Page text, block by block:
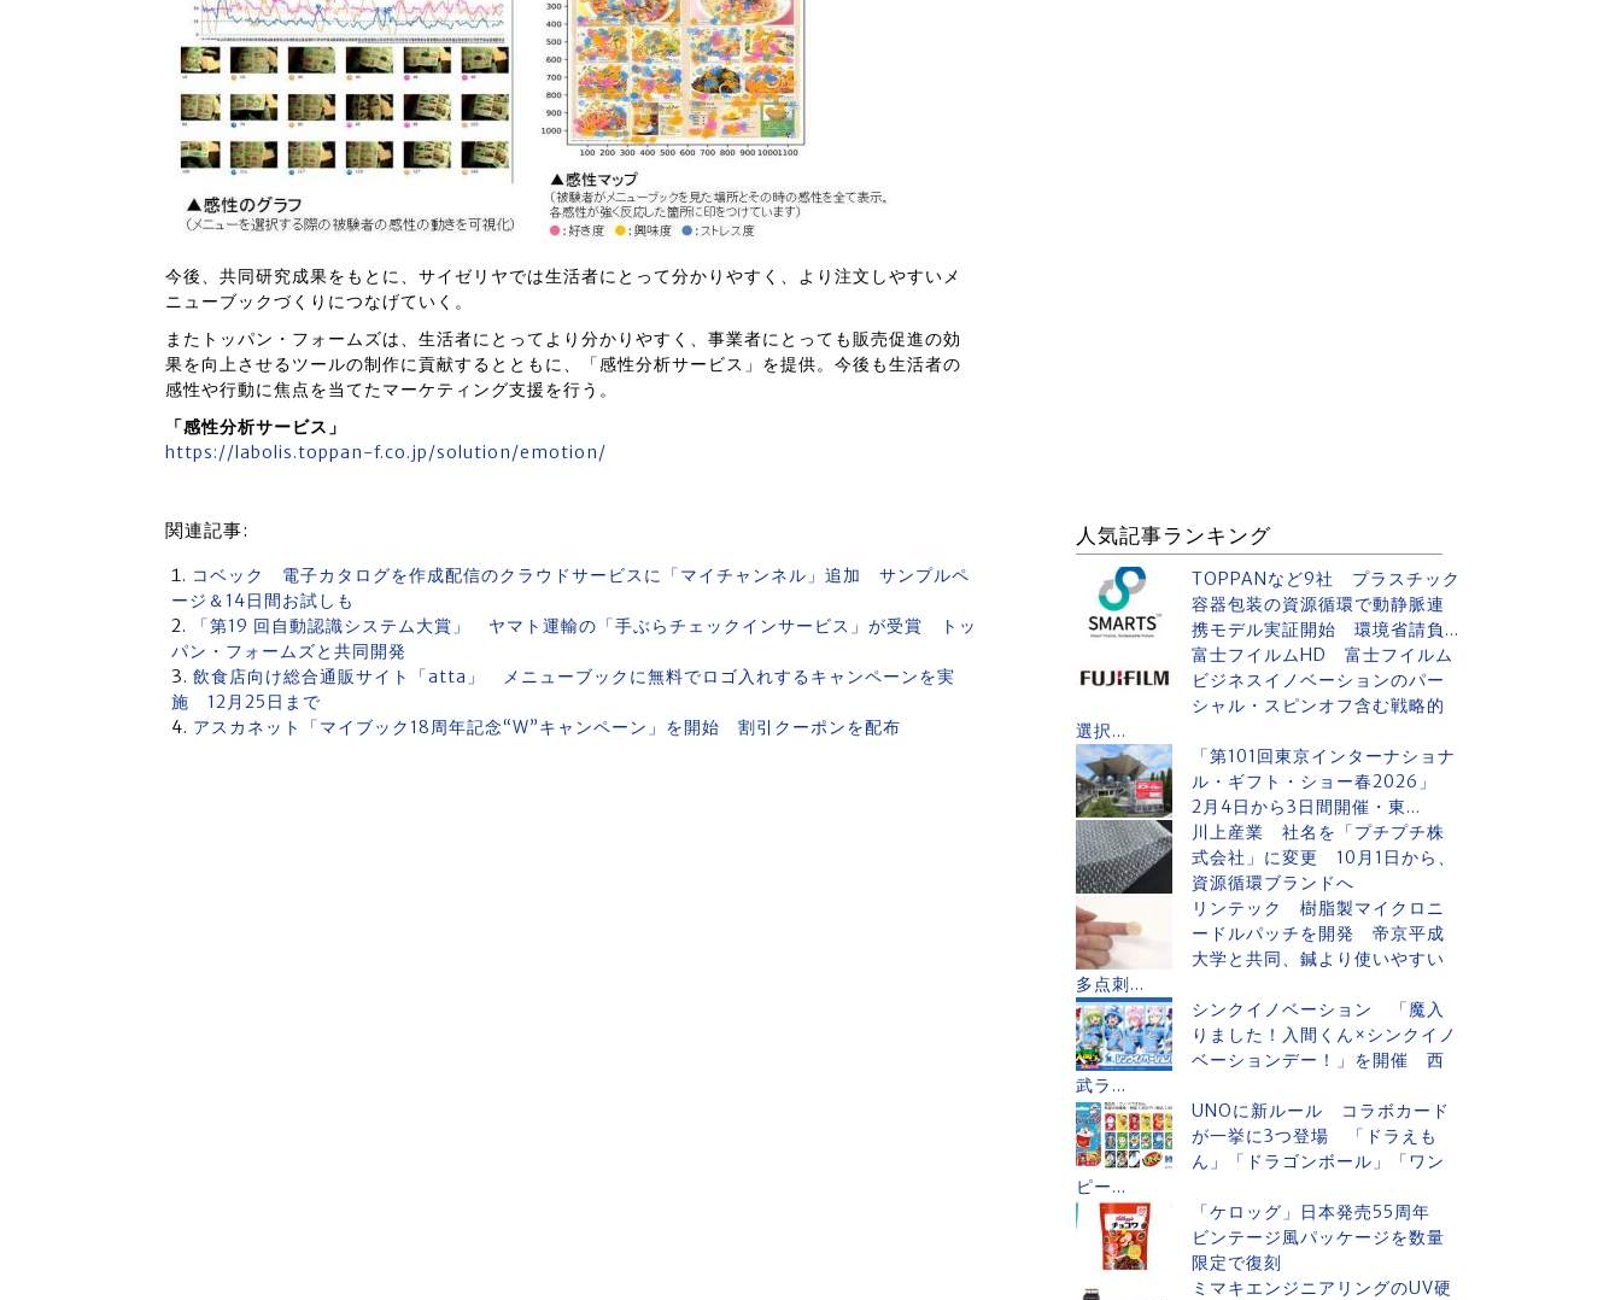
今後、共同研究成果をもとに、サイゼリヤでは生活者にとって分かりやすく、より注文しやすいメ
ニューブックづくりにつなげていく。
またトッパン・フォームズは、生活者にとってより分かりやすく、事業者にとっても販売促進の効
果を向上させるツールの制作に貢献するとともに、「感性分析サービス」を提供。今後も生活者の
感性や行動に焦点を当てたマーケティング支援を行う。
「感性分析サービス」
https://labolis.toppan-f.co.jp/solution/emotion/
関連記事:
コベック 電子カタログを作成配信のクラウドサービスに「マイチャンネル」追加 サンプルペ
ージ＆14日間お試しも
「第19 回自動認識システム大賞」 ヤマト運輸の「手ぶらチェックインサービス」が受賞 トッ
パン・フォームズと共同開発
飲食店向け総合通販サイト「atta」 メニューブックに無料でロゴ入れするキャンペーンを実
施 12月25日まで
アスカネット「マイブック18周年記念“W”キャンペーン」を開始 割引クーポンを配布
人気記事ランキング
TOPPANなど9社 プラスチック
容器包装の資源循環で動静脈連
携モデル実証開始 環境省請負...
富士フイルムHD 富士フイルム
ビジネスイノベーションのパー
シャル・スピンオフ含む戦略的
選択...
「第101回東京インターナショナ
ル・ギフト・ショー春2026」
2月4日から3日間開催・東...
川上産業 社名を「プチプチ株
式会社」に変更 10月1日から、
資源循環ブランドへ
リンテック 樹脂製マイクロニ
ードルパッチを開発 帝京平成
大学と共同、鍼より使いやすい
多点刺...
シンクイノベーション 「魔入
りました！入間くん×シンクイノ
ベーションデー！」を開催 西
武ラ...
UNOに新ルール コラボカード
が一挙に3つ登場 「ドラえも
ん」「ドラゴンボール」「ワン
ピー...
「ケロッグ」日本発売55周年
ビンテージ風パッケージを数量
限定で復刻
ミマキエンジニアリングのUV硬